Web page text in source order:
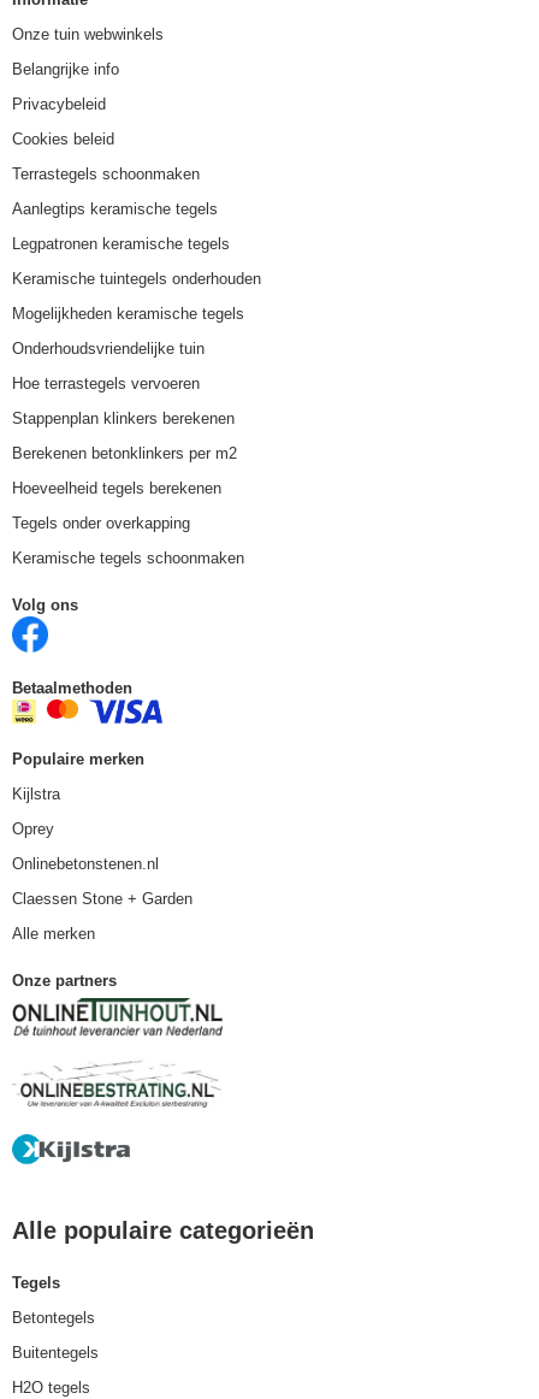
Onze tuin webwinkels
Belangrijke info
Privacybeleid
Cookies beleid
Terrastegels schoonmaken
Aanlegtips keramische tegels
Legpatronen keramische tegels
Keramische tuintegels onderhouden
Mogelijkheden keramische tegels
Onderhoudsvriendelijke tuin
Hoe terrastegels vervoeren
Stappenplan klinkers berekenen
Berekenen betonklinkers per m2
Hoeveelheid tegels berekenen
Tegels onder overkapping
Keramische tegels schoonmaken
Volg ons
Betaalmethoden
Populaire merken
Kijlstra
Oprey
Onlinebetonstenen.nl
Claessen Stone + Garden
Alle merken
Onze partners
Alle populaire categorieën
Tegels
Betontegels
Buitentegels
H2O tegels